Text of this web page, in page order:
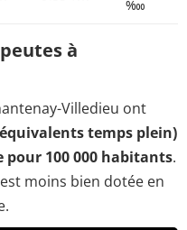
‱
à
Villedieu ont
temps plein)
100 000 habitants.
moins bien dotée en